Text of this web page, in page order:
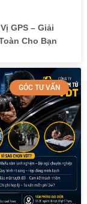
GPS – Giải
Cho Bạn
GÓC TƯ VẤN